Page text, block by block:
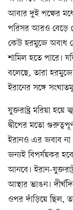
আবার দুই পক্ষের
পরিসর আরও বেড়ে
কেউ হরমুজে অবাধ
শামিল হতে পারে।
বলেছে, তারা
ইরানের সঙ্গে
যুক্তরাষ্ট্র মরিয়া হয়ে
দ্বীপের মতো
ইরানও এর জবাব না
জন্যই বিপর্যয়কর
আনবে। ইরান-
আস্থার ভাঙন।
ওপর দাঁড়িয়ে ছিল, তা